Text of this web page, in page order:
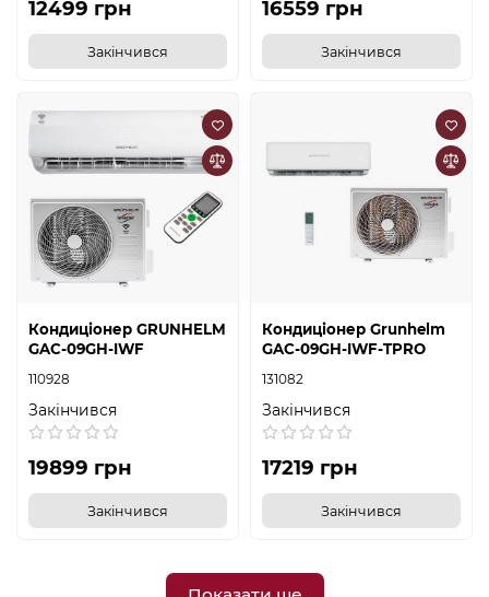
12499 грн
Закінчився
16559 грн
Закінчився
Кондиціонер GRUNHELM
GAC-09GH-IWF
110928
Закінчився
19899 грн
Закінчився
Кондиціонер Grunhelm
GAC-09GH-IWF-TPRO
131082
Закінчився
17219 грн
Закінчився